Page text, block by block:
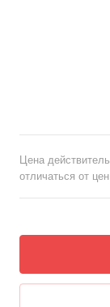
Цена
отличаться от